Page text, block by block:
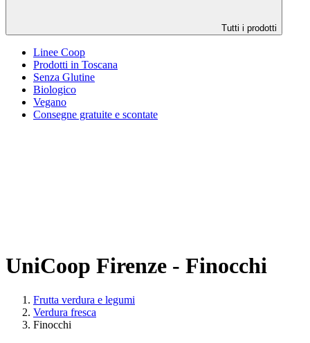
Tutti i prodotti
Linee Coop
Prodotti in Toscana
Senza Glutine
Biologico
Vegano
Consegne gratuite e scontate
UniCoop Firenze - Finocchi
Frutta verdura e legumi
Verdura fresca
Finocchi